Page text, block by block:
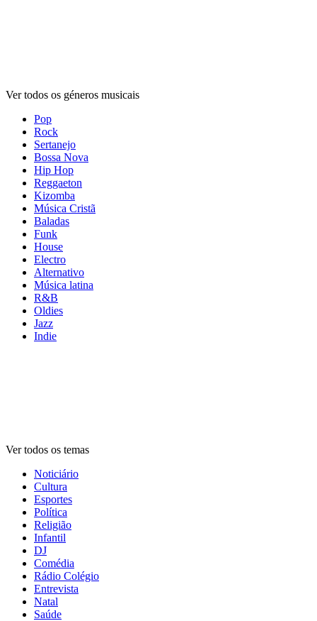
Ver todos os géneros musicais
Pop
Rock
Sertanejo
Bossa Nova
Hip Hop
Reggaeton
Kizomba
Música Cristã
Baladas
Funk
House
Electro
Alternativo
Música latina
R&B
Oldies
Jazz
Indie
Ver todos os temas
Noticiário
Cultura
Esportes
Política
Religião
Infantil
DJ
Comédia
Rádio Colégio
Entrevista
Natal
Saúde